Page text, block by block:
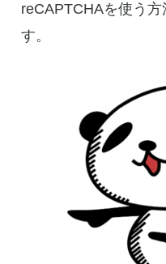
reCAPTCHAを使う
す。